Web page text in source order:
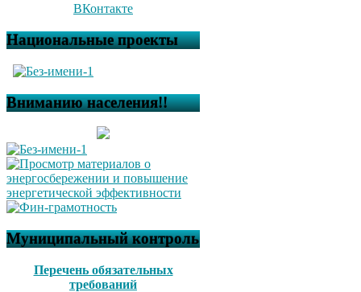
ВКонтакте
Национальные проекты
Вниманию населения!!
Муниципальный контроль
Перечень обязательных
требований